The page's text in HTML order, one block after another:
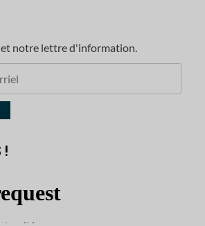
et notre lettre d'information.
!